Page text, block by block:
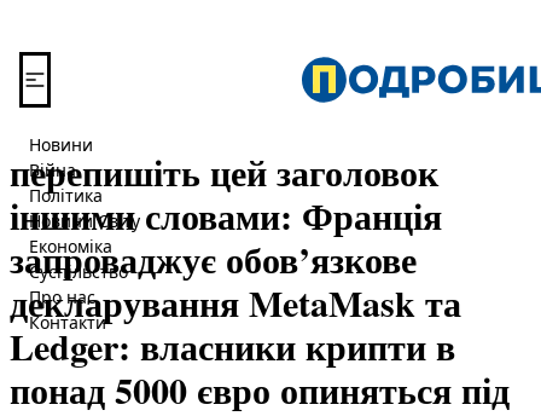
Новини
Війна
Політика
Новини Світу
Економіка
Суспільство
Про нас
Контакти
перепишіть цей заголовок
іншими словами: Франція
запроваджує обов’язкове
декларування MetaMask та
Ledger: власники крипти в
понад 5000 євро опиняться під